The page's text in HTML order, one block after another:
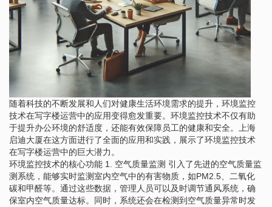
随着科技的不断发展和人们对健康生活环境需求的提升，环境监控
技术在写字楼运营中的应用变得愈发重要。环境监控技术不仅有助
于提升办公环境的舒适度，还能有效保障员工的健康和安全。上海
启迪大厦在这方面进行了全面的应用和实践，展示了环境监控技术
在写字楼运营中的巨大潜力。
环境监控技术的核心功能 1. 空气质量监测 引入了先进的空气质量监
测系统，能够实时监测室内空气中的有害物质，如PM2.5、二氧化
碳和甲醛等。通过这些数据，管理人员可以及时调节通风系统，确
保室内空气质量达标。同时，系统还会在检测到空气质量异常时发